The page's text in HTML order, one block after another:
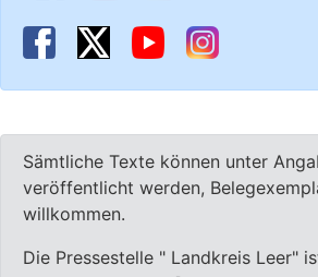
Sämtliche Texte können unter
veröffentlicht werden,
willkommen.
Die Pressestelle " Landkreis Leer"